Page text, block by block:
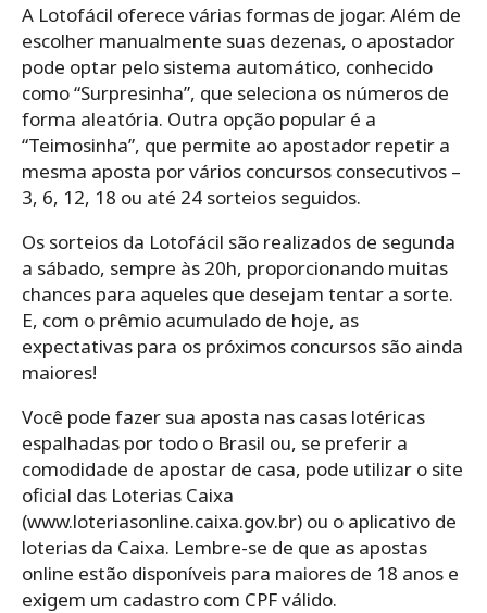
A Lotofácil oferece várias formas de jogar. Além de
escolher manualmente suas dezenas, o apostador
pode optar pelo sistema automático, conhecido
como “Surpresinha”, que seleciona os números de
forma aleatória. Outra opção popular é a
“Teimosinha”, que permite ao apostador repetir a
mesma aposta por vários concursos consecutivos –
3, 6, 12, 18 ou até 24 sorteios seguidos.
Os sorteios da Lotofácil são realizados de segunda
a sábado, sempre às 20h, proporcionando muitas
chances para aqueles que desejam tentar a sorte.
E, com o prêmio acumulado de hoje, as
expectativas para os próximos concursos são ainda
maiores!
Você pode fazer sua aposta nas casas lotéricas
espalhadas por todo o Brasil ou, se preferir a
comodidade de apostar de casa, pode utilizar o site
oficial das Loterias Caixa
(www.loteriasonline.caixa.gov.br) ou o aplicativo de
loterias da Caixa. Lembre-se de que as apostas
online estão disponíveis para maiores de 18 anos e
exigem um cadastro com CPF válido.